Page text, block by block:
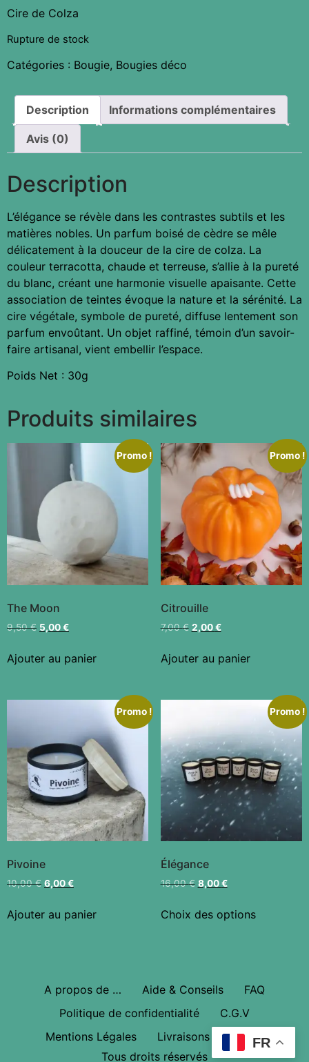
Cire de Colza
Rupture de stock
Catégories : Bougie, Bougies déco
Description Informations complémentaires
Avis (0)
Description
L’élégance se révèle dans les contrastes subtils et les
matières nobles. Un parfum boisé de cèdre se mêle
délicatement à la douceur de la cire de colza. La
couleur terracotta, chaude et terreuse, s’allie à la pureté
du blanc, créant une harmonie visuelle apaisante. Cette
association de teintes évoque la nature et la sérénité. La
cire végétale, symbole de pureté, diffuse lentement son
parfum envoûtant. Un objet raffiné, témoin d’un savoir-
faire artisanal, vient embellir l’espace.
Poids Net : 30g
Produits similaires
Promo !
The Moon
9,50€ 5,00€
Ajouter au panier
Promo !
Citrouille
7,00€ 2,00€
Ajouter au panier
Promo !
Pivoine
10,00€ 6,00€
Ajouter au panier
Promo !
Élégance
16,00€ 8,00€
Choix des options
A propos de … Aide & Conseils
FAQ
Politique de confidentialité
C.G.V
Mentions Légales
Livraisons & Retours
Tous droits réservés
FR